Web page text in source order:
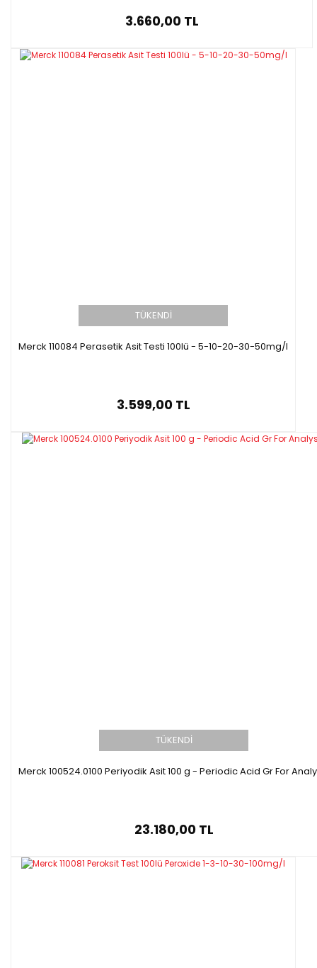
3.660,00 TL
TÜKENDİ
Merck 110084 Perasetik Asit Testi 100lü - 5-10-20-30-50mg/l
3.599,00 TL
TÜKENDİ
Merck 100524.0100 Periyodik Asit 100 g - Periodic Acid Gr For
23.180,00 TL